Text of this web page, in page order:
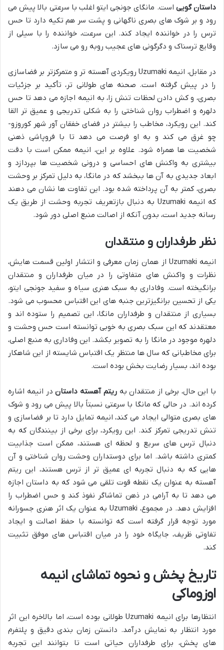
داستان گویی است. مانگای جونجی ایتو اغلب با سرعتی بالا پیش می
رود و بر شوک های بصری ناگهانی و پشت سر هم تکیه دارد تا حس
ترس را در خواننده ایجاد کند. این سرعت، خواننده را با سیلی از
وقایع ترسناک و دگرگونی های عجیب روبه رو می سازد.
در مقابل، انیمه Uzumakiرویکردی آهسته تر و متمرکزتر بر فضاسازی
را در پیش گرفته است. صحنه های طولانی تر، تأکید بر جزئیات
بصری، و کش دادن لحظات تنش زا، به انیمه اجازه می دهد تا حس
دلهره و اضطراب روان شناختی را به شکلی تدریجی و عمیق تر القا
کند. این رویکرد، مخاطب را بیشتر در فضای خفقان آور شهر کوروزو-
چو غرق می کند و به او فرصت می دهد تا با فروپاشی ذهنی
شخصیت ها همراه شود. علاوه بر این، انیمه ممکن است با دقت
بیشتری به واکنش های احساسی و درونی شخصیت ها بپردازد و
ابعاد جدیدی به آن ها ببخشد که در مانگا، به دلیل تمرکز بر وحشت
بصری، کمتر به آن پرداخته شده بود. این تفاوت ها نشان می دهند
که انیمه Uzumaki به دنبال بازتعریف تجربه وحشت از طریق یک
رسانه جدید است، بدون آنکه از اصالت منبع اصلی دور شود.
نظر طرفداران و منتقدان
انیمه Uzumaki از همان زمان معرفی و انتشار اولین قسمت هایش،
نظرات و واکنش های متفاوتی را در میان طرفداران و منتقدان
برانگیخته است. وفاداری به سبک هنری سیاه و سفید جونجی ایتو،
یکی از تحسین برانگیزترین جنبه های این اقتباس محسوب می شود.
بسیاری از منتقدان و طرفداران مانگا، این تصمیم را ستوده اند و
معتقدند که این سبک بصری به خوبی توانسته است حس وحشت و
دلهره موجود در مانگا را به تصویر بکشد. این وفاداری به منبع اصلی،
برای مخاطبانی که سال ها منتظر یک اقتباس شایسته از این شاهکار
بوده اند، بسیار رضایت بخش بوده است.
با این حال، برخی از منتقدان بهریتم آهسته داستاندر انیمه اشاره
کرده اند. در حالی که مانگا با سرعتی نسبتاً بالا پیش می رود و شوک
های بصری متوالی ایجاد می کند، انیمه تمایل دارد تا بر فضاسازی و
تنش تدریجی تمرکز کند. این رویکرد، برای برخی از بینندگان که به
دنبال ترس های سریع و لحظه ای هستند، ممکن است جذابیت
کمتری داشته باشد. اما برای دوستداران وحشت روان شناختی و آن
هایی که به دنبال تجربه ای عمیق تر از ترس هستند، این ریتم
آهسته به عنوان یک نقطه قوت تلقی می شود که به داستان اجازه
می دهد تا به آرامی در ذهن تماشاگر نفوذ کند و حس اضطراب را
افزایش دهد. در مجموع، Uzumaki به عنوان یک اثر هنری جسورانه
مورد توجه قرار گرفته است که توانسته با حفظ اصالت و ایجاد
تفاوتی ظریف، جایگاه خود را در میان اقتباس های موفق تثبیت
کند.
تاریخ پخش و نحوه تماشای انیمه
اوزوماکی
انتظارها برای انیمه Uzumakiطولانی بوده است، اما بالاخره این اثر
مورد انتظار به نمایش درآمد. دانستن زمان بندی دقیق و پلتفرم
های پخش، برای طرفداران حیاتی است تا بتوانند این تجربه